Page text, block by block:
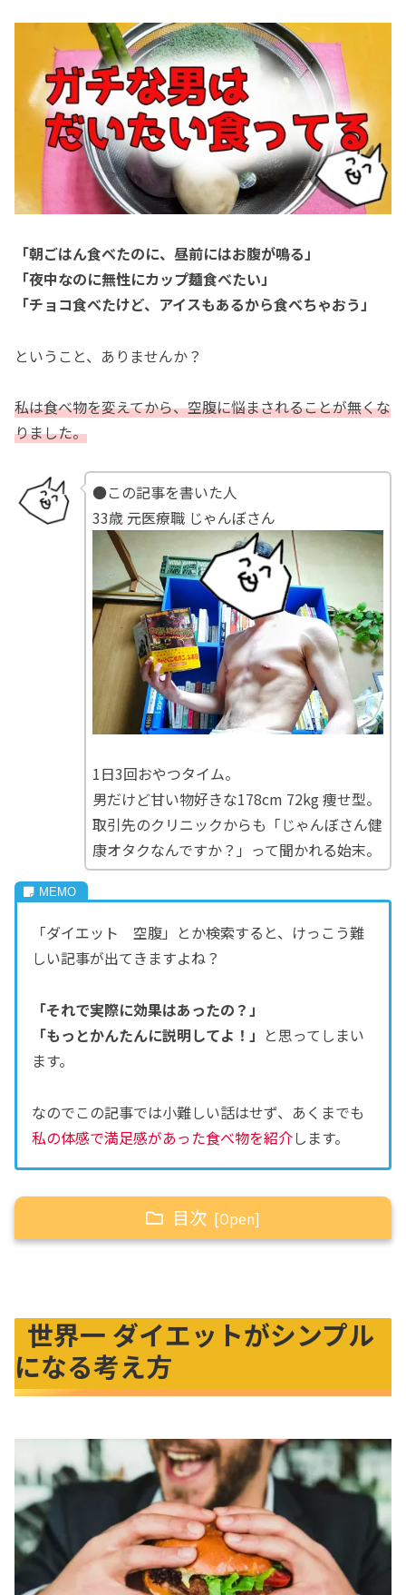
「朝ごはん食べたのに、昼前にはお腹が鳴る」
「夜中なのに無性にカップ麺食べたい」
「チョコ食べたけど、アイスもあるから食べちゃおう」
ということ、ありませんか？
私は食べ物を変えてから、空腹に悩まされることが無くな
りました。
●この記事を書いた人
33歳 元医療職 じゃんぼさん
1日3回おやつタイム。
男だけど甘い物好きな178cm 72kg 痩せ型。
取引先のクリニックからも「じゃんぼさん健
康オタクなんですか？」って聞かれる始末。
「ダイエット 空腹」とか検索すると、けっこう難
しい記事が出てきますよね？
「それで実際に効果はあったの？」
「もっとかんたんに説明してよ！」 と思ってしまい
ます。
なのでこの記事では小難しい話はせず、あくまでも
私の体感で満足感があった食べ物を紹介します。
目次
ない食品10選
①野菜編『ブロッコリー、アボカド、アスパラ
ガス、オクラ』
③たんぱく質編『たまご、大豆、納豆』
番外編：難消化性デキストリン
[痩せる秘訣]食材のチョイスがカギ
世界一 ダイエットがシンプル
になる考え方